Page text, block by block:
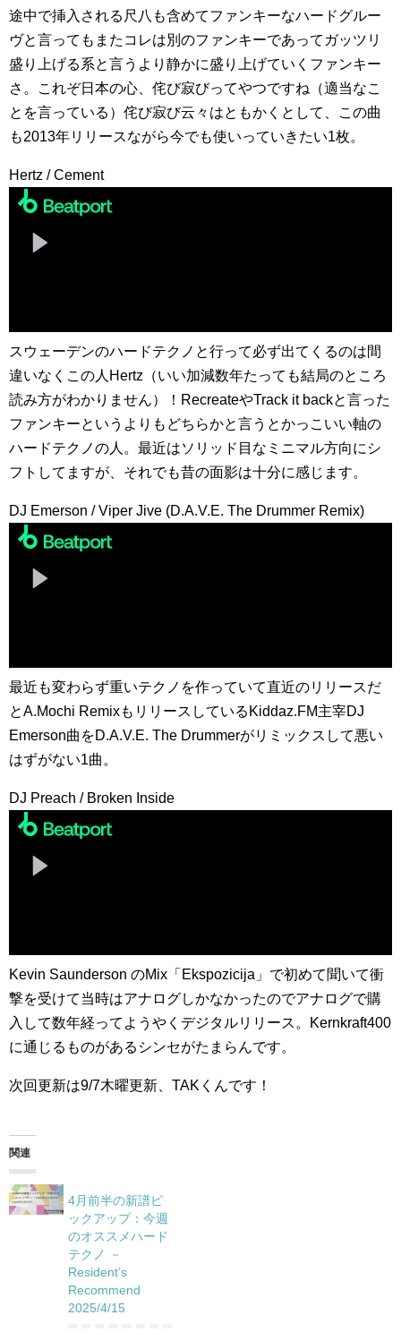
途中で挿入される尺八も含めてファンキーなハードグルー
ヴと言ってもまたコレは別のファンキーであってガッツリ
盛り上げる系と言うより静かに盛り上げていくファンキー
さ。これぞ日本の心、侘び寂びってやつですね（適当なこ
とを言っている）侘び寂び云々はともかくとして、この曲
も2013年リリースながら今でも使いっていきたい1枚。
Hertz / Cement
スウェーデンのハードテクノと行って必ず出てくるのは間
違いなくこの人Hertz（いい加減数年たっても結局のところ
読み方がわかりません）！RecreateやTrack it backと言った
ファンキーというよりもどちらかと言うとかっこいい軸の
ハードテクノの人。最近はソリッド目なミニマル方向にシ
フトしてますが、それでも昔の面影は十分に感じます。
DJ Emerson / Viper Jive (D.A.V.E. The Drummer Remix)
最近も変わらず重いテクノを作っていて直近のリリースだ
とA.Mochi RemixもリリースしているKiddaz.FM主宰DJ
Emerson曲をD.A.V.E. The Drummerがリミックスして悪い
はずがない1曲。
DJ Preach / Broken Inside
Kevin Saunderson のMix「Ekspozicija」で初めて聞いて衝
撃を受けて当時はアナログしかなかったのでアナログで購
入して数年経ってようやくデジタルリリース。Kernkraft400
に通じるものがあるシンセがたまらんです。
次回更新は9/7木曜更新、TAKくんです！
関連
4月前半の新譜ピ
ックアップ：今週
のオススメハード
テクノ －
Resident’s
Recommend
2025/4/15